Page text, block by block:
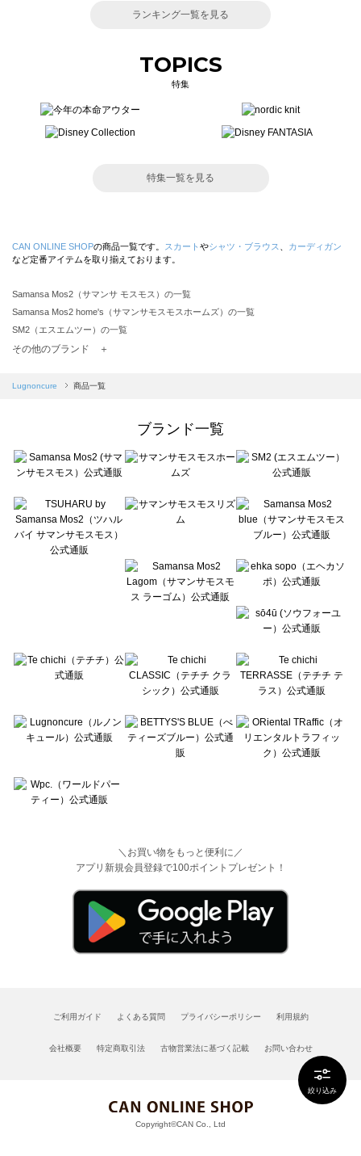
絞り込み
ランキング一覧を見る
TOPICS
特集
特集一覧を見る
CAN ONLINE SHOPの商品一覧です。 スカート やシャツ・ブラウス
カーディガン
など定番アイテムを取り揃えております。
Samansa Mos2（サマンサ モスモス）の一覧
Samansa Mos2 home's（サマンサモスモスホームズ）の一覧
SM2（エスエムツー）の一覧
TSUHARU by Samansa Mos2（ツハルバイサマンサモスモス）の一覧
Samansa Mos2 blue（サマンサモスモス ブルー）の一覧
Te chichi（テチチ）の一覧
Te chichi CLASSIC（テチチ クラシック）の一覧
Lugnoncure（ルノンキュール）の一覧
BETTY'S BLUE（べティーズブルー）の一覧
Wpc.（ワールドパーティー）の一覧
その他のブランド ＋
Lugnoncure 商品一覧
ブランド一覧
＼お買い物をもっと便利に／
アプリ新規会員登録で100ポイントプレゼント！
ご利用ガイド よくある質問 プライバシーポリシー 利用規約
会社概要 特定商取引法 古物営業法に基づく記載 お問い合わせ
Copyright©CAN Co., Ltd